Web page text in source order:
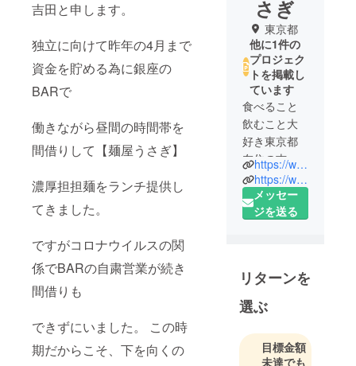
吉田と申します。
独立に向けて昨年の4月まで
資金を貯める為に銀座の
BARで
働きながら昼間の時間帯を
間借りして【麺屋うさぎ】
濃厚担担麺をランチ提供し
てきました。
ですがコロナウイルスの関
係でBARの自粛営業が続き
間借りも
できずにいました。 この時
期だからこそ、下を向くの
さぎ
東京都
他に1件の
プロジェク
トを掲載し
ています
食べること
飲むこと大
好き東京都
在住の吉田
匠吾と申し
ます。
調理師専門
で働きなが
ら
料理やお酒
の事を学び
いろんな経
https://www.instagram.com/menyausagi
https://www.facebook.com/richdandannoodles
メッセー
ジを送る
リターンを
選ぶ
目標金額
未達でも